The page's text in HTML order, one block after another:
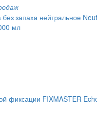
запаха нейтральное
мл